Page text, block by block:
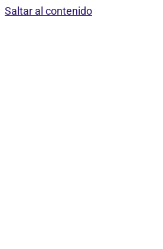
Saltar al contenido